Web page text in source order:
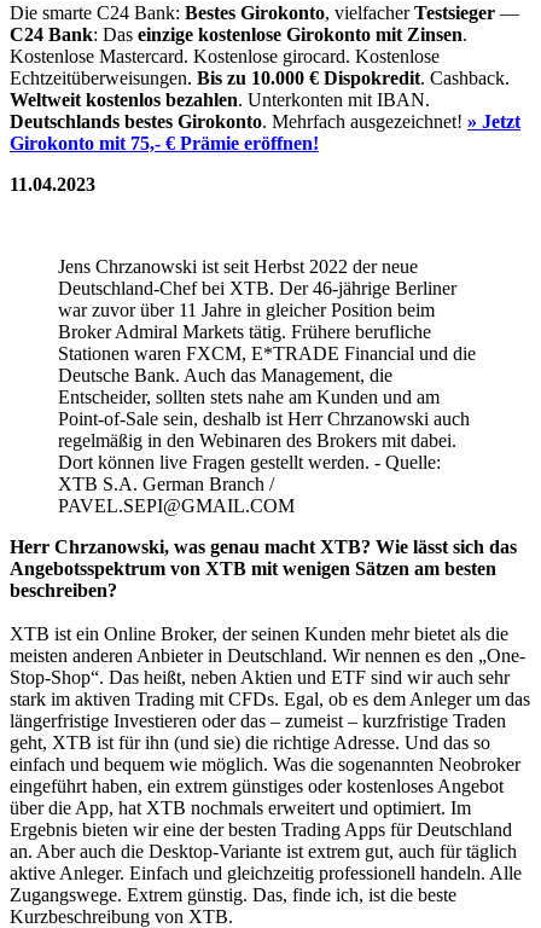
Die smarte C24 Bank: Bestes Girokonto, vielfacherTestsieger —
C24 Bank: Das einzige kostenlose Girokonto mit Zinsen.
Kostenlose Mastercard. Kostenlose girocard. Kostenlose
Echtzeitüberweisungen. Bis zu 10.000 € Dispokredit. Cashback.
Weltweit kostenlos bezahlen. Unterkonten mit IBAN.
Deutschlands bestes Girokonto. Mehrfach ausgezeichnet! » Jetzt
Girokonto mit 75,- € Prämie eröffnen!
11.04.2023
Jens Chrzanowski ist seit Herbst 2022 der neue
Deutschland-Chef bei XTB. Der 46-jährige Berliner
war zuvor über 11 Jahre in gleicher Position beim
Broker Admiral Markets tätig. Frühere berufliche
Stationen waren FXCM, E*TRADE Financial und die
Deutsche Bank. Auch das Management, die
Entscheider, sollten stets nahe am Kunden und am
Point-of-Sale sein, deshalb ist Herr Chrzanowski auch
regelmäßig in den Webinaren des Brokers mit dabei.
Dort können live Fragen gestellt werden. - Quelle:
XTB S.A. German Branch /
PAVEL.SEPI@GMAIL.COM
Herr Chrzanowski, was genau macht XTB? Wie lässt sich das
Angebotsspektrum von XTB mit wenigen Sätzen am besten
beschreiben?
XTB ist ein Online Broker, der seinen Kunden mehr bietet als die
meisten anderen Anbieter in Deutschland. Wir nennen es den „One-
Stop-Shop“. Das heißt, neben Aktien und ETF sind wir auch sehr
stark im aktiven Trading mit CFDs. Egal, ob es dem Anleger um das
längerfristige Investieren oder das – zumeist – kurzfristige Traden
geht, XTB ist für ihn (und sie) die richtige Adresse. Und das so
einfach und bequem wie möglich. Was die sogenannten Neobroker
eingeführt haben, ein extrem günstiges oder kostenloses Angebot
über die App, hat XTB nochmals erweitert und optimiert. Im
Ergebnis bieten wir eine der besten Trading Apps für Deutschland
an. Aber auch die Desktop-Variante ist extrem gut, auch für täglich
aktive Anleger. Einfach und gleichzeitig professionell handeln. Alle
Zugangswege. Extrem günstig. Das, finde ich, ist die beste
Kurzbeschreibung von XTB.